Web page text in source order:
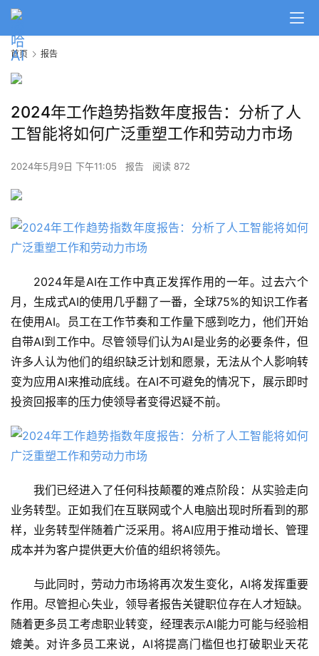
首页 报告
2024年工作趋势指数年度报告：分析了人
工智能将如何广泛重塑工作和劳动力市场
2024年5月9日 下午11:05 报告 阅读 872
2024年是AI在工作中真正发挥作用的一年。过去六个
月，生成式AI的使用几乎翻了一番，全球75%的知识工作者
在使用AI。员工在工作节奏和工作量下感到吃力，他们开始
自带AI到工作中。尽管领导们认为AI是业务的必要条件，但
许多人认为他们的组织缺乏计划和愿景，无法从个人影响转
变为应用AI来推动底线。在AI不可避免的情况下，展示即时
投资回报率的压力使领导者变得迟疑不前。
我们已经进入了任何科技颠覆的难点阶段：从实验走向
业务转型。正如我们在互联网或个人电脑出现时所看到的那
样，业务转型伴随着广泛采用。将AI应用于推动增长、管理
成本并为客户提供更大价值的组织将领先。
与此同时，劳动力市场将再次发生变化，AI将发挥重要
作用。尽管担心失业，领导者报告关键职位存在人才短缺。
随着更多员工考虑职业转变，经理表示AI能力可能与经验相
媲美。对许多员工来说，AI将提高门槛但也打破职业天花